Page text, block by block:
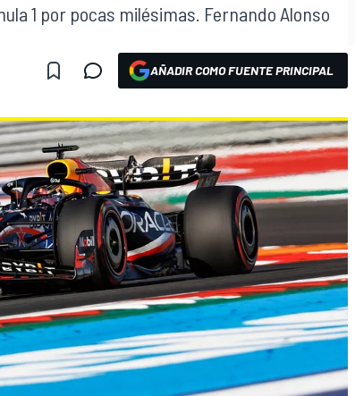
1 por pocas milésimas. Fernando Alonso
AÑADIR COMO FUENTE PRINCIPAL